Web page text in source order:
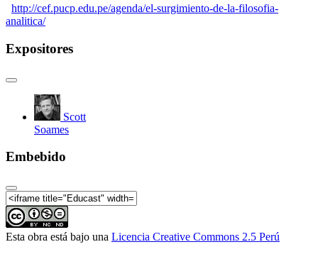
de 4)
de 4)
lingüístico de Wittgenstein (1 de 4)
El surgimiento de la Filosofía Analítica | El giro
http://cef.pucp.edu.pe/agenda/el-surgimiento-de-la-filosofia-
analitica/
Expositores
Scott
Soames
Embebido
Esta obra está bajo una Licencia Creative Commons 2.5 Perú